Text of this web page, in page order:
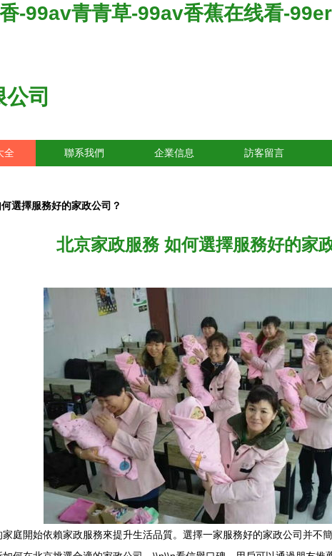
-99av青青草-99av香蕉在线看-
司
全 聯系我們 企業信息 訪客留言
選擇服務好的家政公司？
北京家政服務 如何選擇服務好的家
庭開始依賴家政服務來提升生活品質。選擇一家服務好的家政公司并不